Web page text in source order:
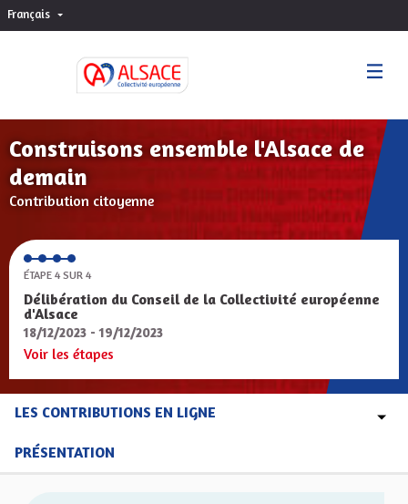
Français Choisir la langue
Construisons ensemble l'Alsace de
demain
Contribution citoyenne
ÉTAPE 4 SUR 4
Délibération du Conseil de la Collectivité européenne
d'Alsace
18/12/2023 - 19/12/2023
Voir les étapes
LES CONTRIBUTIONS EN LIGNE
PRÉSENTATION